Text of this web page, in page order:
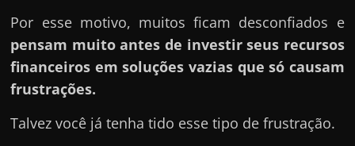
Por esse motivo, muitos ficam desconfiados e
pensam muito antes de investir seus recursos
financeiros em soluções vazias que só causam
frustrações.
Talvez você já tenha tido esse tipo de frustração.